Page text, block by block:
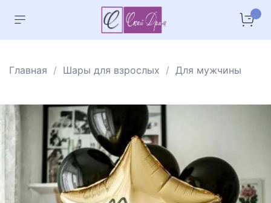
Главная Шары для взрослых Для мужчины